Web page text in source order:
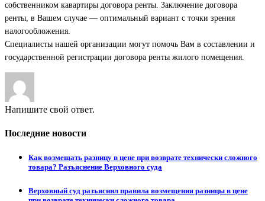
собственником кавартиры договора ренты. Заключение договора
ренты, в Вашем случае — оптимальный вариант с точки зрения
налогообложения.
Специалисты нашей организации могут помочь Вам в составлении и
государственной регистрации договора ренты жилого помещения.
Напишите свой ответ.
Последние новости
Как возмещать разницу в цене при возврате технически сложного
товара? Разъяснение Верховного суда
Верховный суд разъяснил правила возмещения разницы в цене